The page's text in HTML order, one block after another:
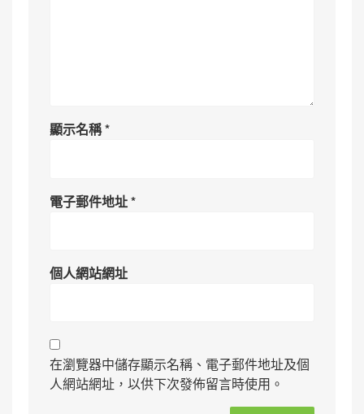
顯示名稱*
電子郵件地址*
個人網站網址
在瀏覽器中儲存顯示名稱、電子郵件地址及個
人網站網址，以供下次發佈留言時使用。